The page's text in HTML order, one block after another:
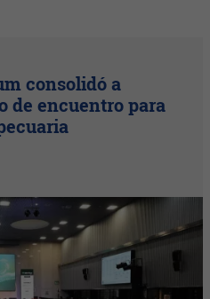
consolidó a
de encuentro para